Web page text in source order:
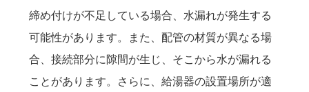
締め付けが不足している場合、水漏れが発生する
可能性があります。また、配管の材質が異なる場
合、接続部分に隙間が生じ、そこから水が漏れる
ことがあります。さらに、給湯器の設置場所が適